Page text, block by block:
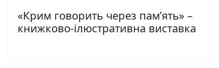
«Крим говорить через пам’ять» –
книжково-ілюстративна виставка